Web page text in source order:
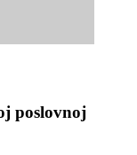
poslovnoj